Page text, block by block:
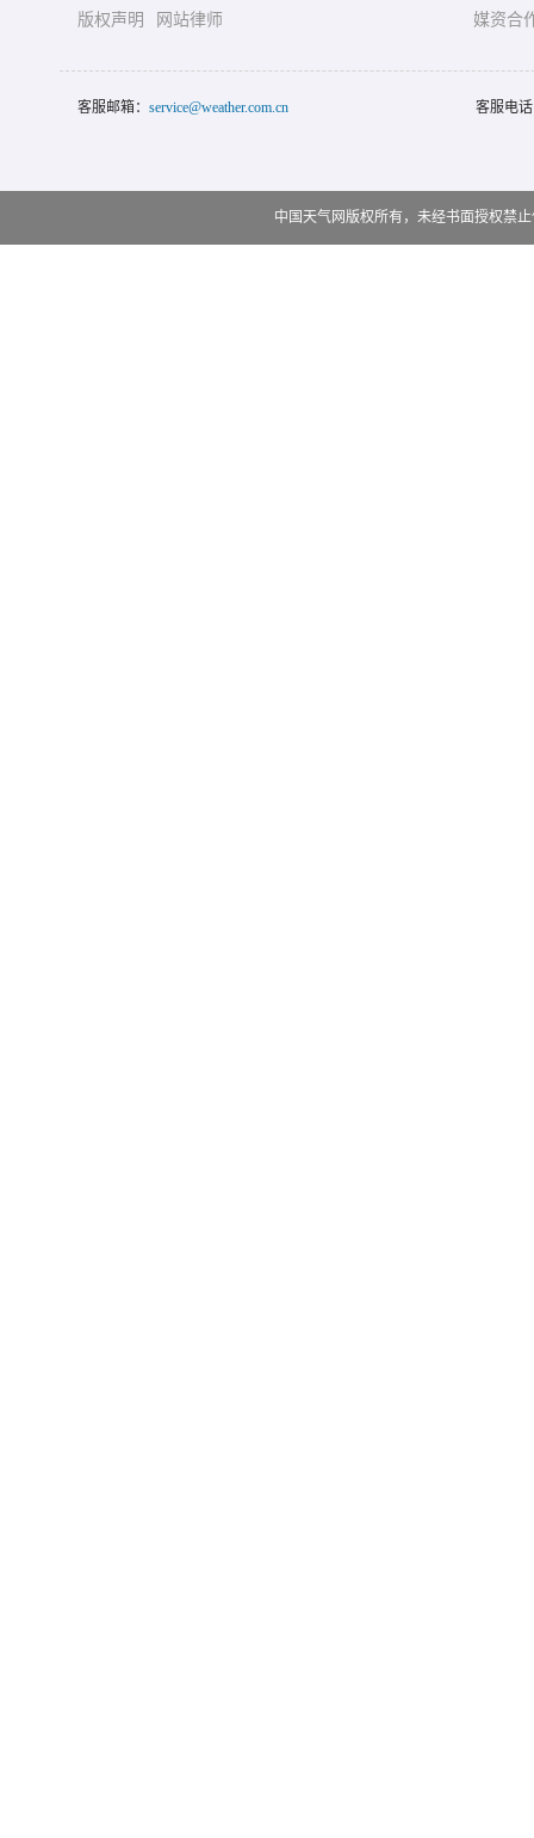
版权声明
网站律师
媒资合
客服邮箱： service@weather.com.cn 客服电
中国天气网版权所有，未经书面授权